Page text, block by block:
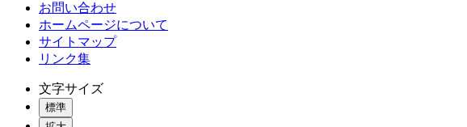
お問い合わせ
ホームページについて
サイトマップ
リンク集
文字サイズ
標準